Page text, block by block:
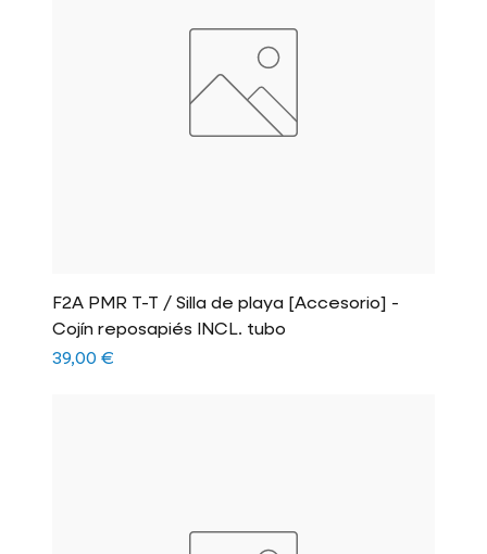
F2A PMR T-T / Silla de playa [Accesorio] -
Cojín reposapiés INCL. tubo
Precio
39,00 €